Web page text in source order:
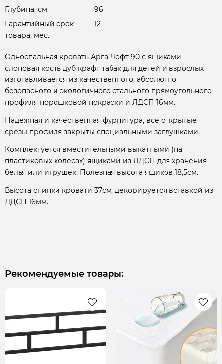
Глубина, см
96
Гарантийный срок
товара, мес.
12
Односпальная кровать Арга Лофт 90 с ящиками
слоновая кость дуб крафт табак для детей и взрослых
изготавливается из качественного, абсолютно
безопасного и экологичного стального прямоугольного
профиля порошковой покраски и ЛДСП 16мм.
Надежная и качественная фурнитура, все открытые
срезы профиля закрыты специальными заглушками.
Комплектуется вместительными выкатными (на
пластиковых колесах) ящиками из ЛДСП для хранения
белья или игрушек. Полезная высота ящиков 18,5см.
Высота спинки кровати 37см, декорируется вставкой из
ЛДСП 16мм.
Рекомендуемые товары: